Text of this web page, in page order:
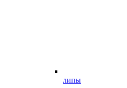
липы